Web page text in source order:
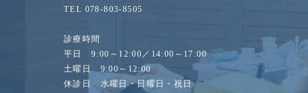
TEL 078-803-8505
診療時間
平日 9:00～12:00／14:00～17:00
土曜日 9:00～12:00
休診日 水曜日・日曜日・祝日